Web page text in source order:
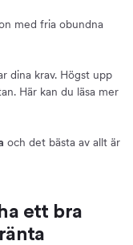
med fria obundna
dina krav. Högst upp
Här kan du läsa mer
och det bästa av allt är
ett bra